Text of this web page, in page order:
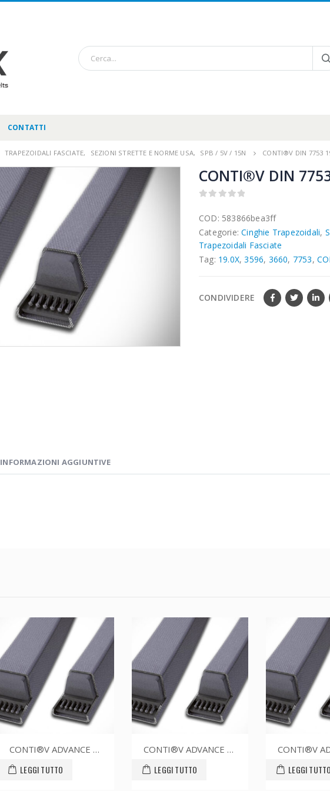
CONTATTI
TRAPEZOIDALI FASCIATE, SEZIONI STRETTE E NORME USA, SPB / 5V / 15N CONTI®V DIN 7753
CONTI®V DIN
COD: 583866bea3ff
Categorie:Cinghie Trapezoidali,
Trapezoidali Fasciate
Tag: 19.0X,3596, 3660, 7753,
CONDIVIDERE
INFORMAZIONI AGGIUNTIVE
LEGGI TUTTO LEGGI TUTTO